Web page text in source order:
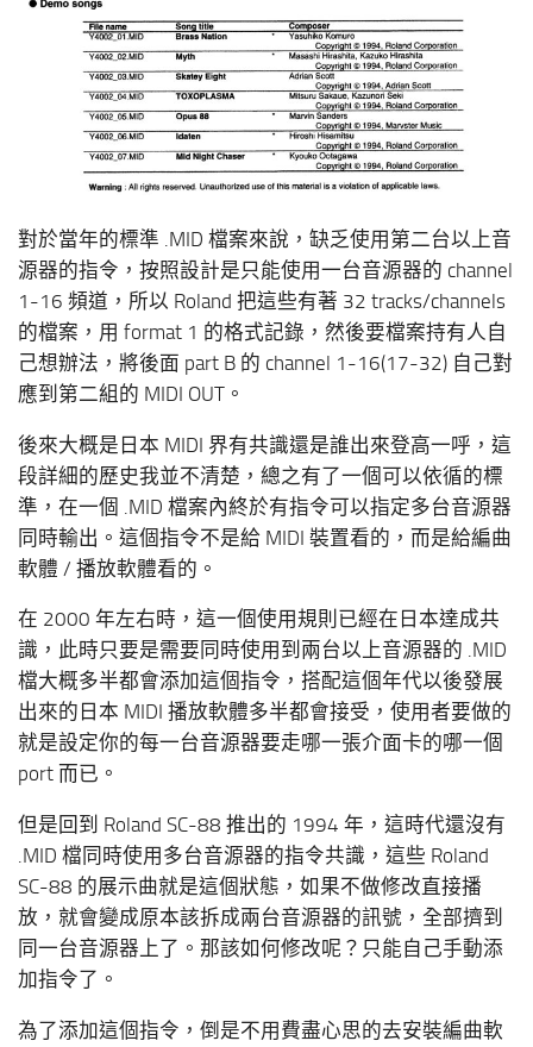
對於當年的標準 .MID 檔案來說，缺乏使用第二台以上音
源器的指令，按照設計是只能使用一台音源器的 channel
1-16 頻道，所以 Roland 把這些有著 32 tracks/channels
的檔案，用 format 1 的格式記錄，然後要檔案持有人自
己想辦法，將後面 part B 的 channel 1-16(17-32) 自己對
應到第二組的 MIDI OUT。
後來大概是日本 MIDI 界有共識還是誰出來登高一呼，這
段詳細的歷史我並不清楚，總之有了一個可以依循的標
準，在一個 .MID 檔案內終於有指令可以指定多台音源器
同時輸出。這個指令不是給 MIDI 裝置看的，而是給編曲
軟體 / 播放軟體看的。
在 2000 年左右時，這一個使用規則已經在日本達成共
識，此時只要是需要同時使用到兩台以上音源器的 .MID
檔大概多半都會添加這個指令，搭配這個年代以後發展
出來的日本 MIDI 播放軟體多半都會接受，使用者要做的
就是設定你的每一台音源器要走哪一張介面卡的哪一個
port 而已。
但是回到 Roland SC-88 推出的 1994 年，這時代還沒有
.MID 檔同時使用多台音源器的指令共識，這些 Roland
SC-88 的展示曲就是這個狀態，如果不做修改直接播
放，就會變成原本該拆成兩台音源器的訊號，全部擠到
同一台音源器上了。那該如何修改呢？只能自己手動添
加指令了。
為了添加這個指令，倒是不用費盡心思的去安裝編曲軟